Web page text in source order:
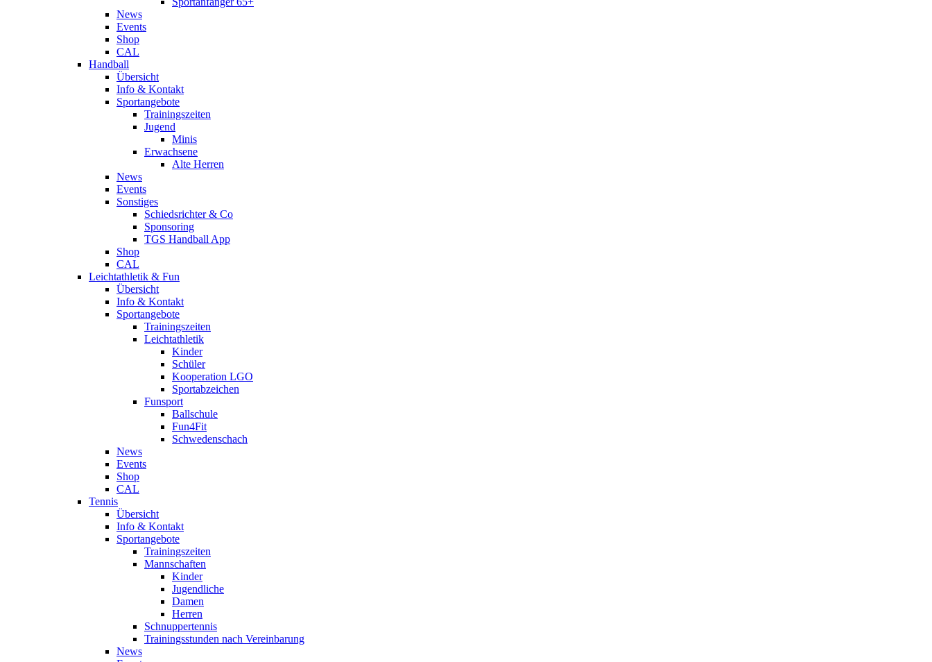
News
Events
Shop
CAL
Handball
Übersicht
Info & Kontakt
Sportangebote
Trainingszeiten
Jugend
Minis
Erwachsene
Alte Herren
News
Events
Sonstiges
Schiedsrichter & Co
Sponsoring
TGS Handball App
Shop
CAL
Leichtathletik & Fun
Übersicht
Info & Kontakt
Sportangebote
Trainingszeiten
Leichtathletik
Kinder
Schüler
Kooperation LGO
Sportabzeichen
Funsport
Ballschule
Fun4Fit
Schwedenschach
News
Events
Shop
CAL
Tennis
Übersicht
Info & Kontakt
Sportangebote
Trainingszeiten
Mannschaften
Kinder
Jugendliche
Damen
Herren
Schnuppertennis
Trainingsstunden nach Vereinbarung
News